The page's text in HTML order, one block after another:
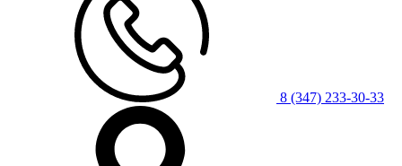
8 (347) 233-30-33